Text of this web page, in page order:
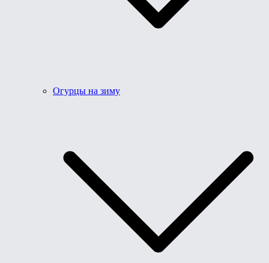
Огурцы на зиму